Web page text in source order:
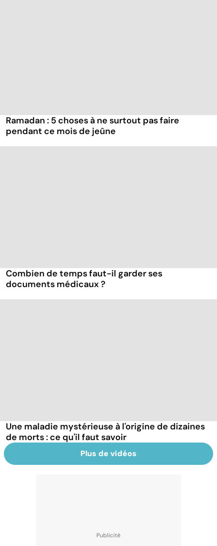
Ramadan : 5 choses à ne surtout pas faire
pendant ce mois de jeûne
Combien de temps faut-il garder ses
documents médicaux ?
Une maladie mystérieuse à l'origine de dizaines
de morts : ce qu'il faut savoir
Plus de vidéos